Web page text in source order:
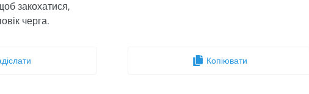
закохатися,
черга.
Копіювати